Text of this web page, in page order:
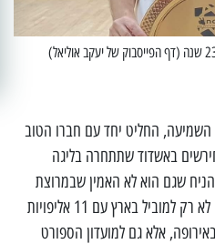
השמיעה, החליט יחד עם חברו הטוב
באשדוד שתתחרה בליגה
שגם הוא לא האמין שבמרוצת
השנים, יהפוך ה"בייבי" הפרטי שלו לא רק למוביל בארץ עם 11 אליפויות
אלא גם למועדון הספורט